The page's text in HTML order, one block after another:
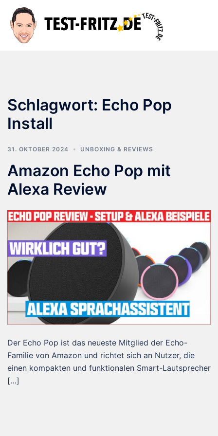
Inhalt
springen
Schlagwort: Echo Pop
Install
31. OKTOBER 2024 UNBOXING & REVIEWS
Amazon Echo Pop mit
Alexa Review
Der Echo Pop ist das neueste Mitglied der Echo-
Familie von Amazon und richtet sich an Nutzer, die
einen kompakten und funktionalen Smart-Lautsprecher
[…]